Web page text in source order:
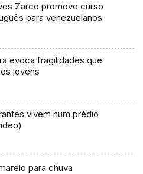
Zarco promove curso
para venezuelanos
evoca fragilidades que
jovens
vivem num prédio
para chuva